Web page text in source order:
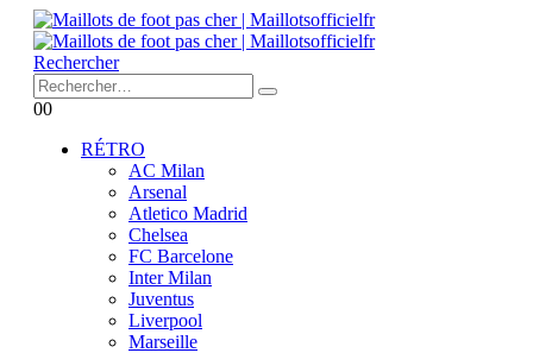
Rechercher
00
RÉTRO
AC Milan
Arsenal
Atletico Madrid
Chelsea
FC Barcelone
Inter Milan
Juventus
Liverpool
Marseille